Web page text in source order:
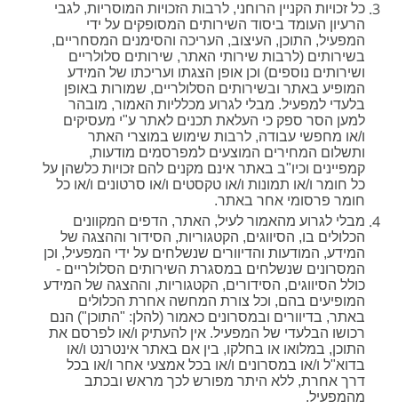
כל זכויות הקניין הרוחני, לרבות הזכויות המוסריות, לגבי
הרעיון העומד ביסוד השירותים המסופקים על ידי
המפעיל, התוכן, העיצוב, העריכה והסימנים המסחריים,
בשירותים (לרבות שירותי האתר, שירותים סלולריים
ושירותים נוספים) וכן אופן הצגתו ועריכתו של המידע
המופיע באתר ובשירותים הסלולריים, שמורות באופן
בלעדי למפעיל. מבלי לגרוע מכלליות האמור, מובהר
למען הסר ספק כי העלאת תכנים לאתר ע"י מעסיקים
ו/או מחפשי עבודה, לרבות שימוש במוצרי האתר
ותשלום המחירים המוצעים למפרסמים מודעות,
קמפיינים וכיו"ב באתר אינם מקנים להם זכויות כלשהן על
כל חומר ו/או תמונות ו/או טקסטים ו/או סרטונים ו/או כל
חומר פרסומי אחר באתר.
מבלי לגרוע מהאמור לעיל, האתר, הדפים המקוונים
הכלולים בו, הסיווגים, הקטגוריות, הסידור וההצגה של
המידע, המודעות והדיוורים שנשלחים על ידי המפעיל, וכן
המסרונים שנשלחים במסגרת השירותים הסלולריים -
כולל הסיווגים, הסידורים, הקטגוריות, וההצגה של המידע
המופיעים בהם, וכל צורת המחשה אחרת הכלולים
באתר, בדיוורים ובמסרונים כאמור (להלן: "התוכן") הנם
רכושו הבלעדי של המפעיל. אין להעתיק ו/או לפרסם את
התוכן, במלואו או בחלקו, בין אם באתר אינטרנט ו/או
בדוא"ל ו/או במסרונים ו/או בכל אמצעי אחר ו/או בכל
דרך אחרת, ללא היתר מפורש לכך מראש ובכתב
מהמפעיל.